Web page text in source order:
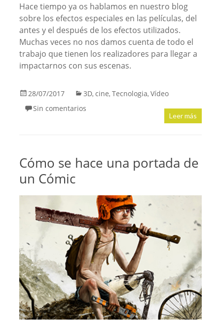
Hace tiempo ya os hablamos en nuestro blog
sobre los efectos especiales en las películas, del
antes y el después de los efectos utilizados.
Muchas veces no nos damos cuenta de todo el
trabajo que tienen los realizadores para llegar a
impactarnos con sus escenas.
28/07/2017 3D, cine, Tecnologia, Vídeo
Sin comentarios
Leer más
Cómo se hace una portada de
un Cómic